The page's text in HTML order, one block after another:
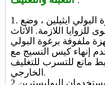
1. تغطية الطبقة الأولى مع رغوة البولي ايثيلين ، وضع
اللازمة. الأثاث
ملفوفة برغوة البولي
إنهاء كيس النسيج مع
مانع للتسرب للتغليف
الخارجي .
2.السطح الزجاجي والرخامي يستخدمان البوليسترين